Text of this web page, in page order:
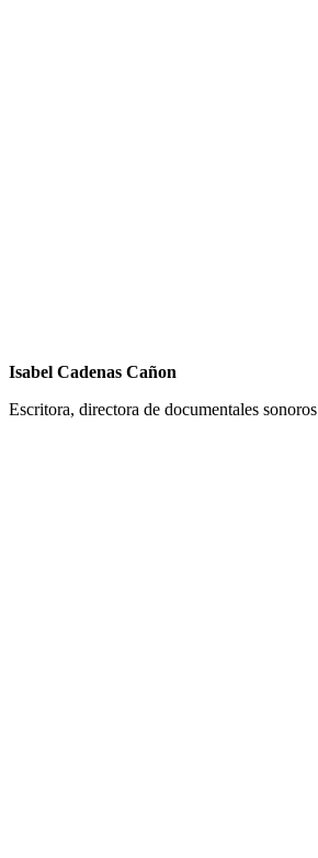
Isabel Cadenas Cañon
Escritora, directora de documentales sonoros